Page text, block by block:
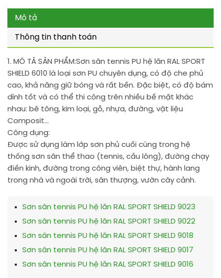
Mô tả
Thông tin thanh toán
1. MÔ TẢ SẢN PHẨM:Sơn sân tennis PU hệ lăn RAL SPORT
SHIELD 6010 là loại sơn PU chuyên dụng, có độ che phủ
cao, khả năng giữ bóng và rất bền. Đặc biệt, có độ bám
dính tốt và có thể thi công trên nhiều bề mặt khác
nhau: bê tông, kim loại, gỗ, nhựa, đường, vật liệu
Composit…
Công dụng:
Được sử dụng làm lớp sơn phủ cuối cùng trong hệ
thống sơn sân thể thao (tennis, cầu lông), đường chạy
điền kinh, đường trong công viên, biệt thự, hành lang
trong nhà và ngoài trời, sân thượng, vườn cây cảnh.
Sơn sân tennis PU hệ lăn RAL SPORT SHIELD 9023
Sơn sân tennis PU hệ lăn RAL SPORT SHIELD 9022
Sơn sân tennis PU hệ lăn RAL SPORT SHIELD 9018
Sơn sân tennis PU hệ lăn RAL SPORT SHIELD 9017
Sơn sân tennis PU hệ lăn RAL SPORT SHIELD 9016